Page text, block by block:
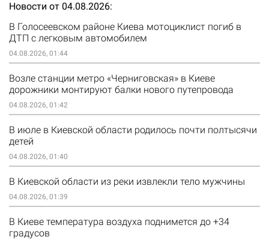
Новости от 04.08.2026
В Голосеевском районе Киева мотоциклист погиб в
ДТП с легковым автомобилем
04.08.2026, 01:44
Возле станции метро «Черниговская» в Киеве
дорожники монтируют балки нового путепровода
04.08.2026, 01:42
В июле в Киевской области родилось почти полтысячи
детей
04.08.2026, 01:40
В Киевской области из реки извлекли тело мужчины
04.08.2026, 01:39
В Киеве температура воздуха поднимется до +34
градусов